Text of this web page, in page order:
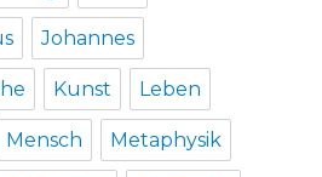
Johannes
Kunst Leben
Mensch Metaphysik